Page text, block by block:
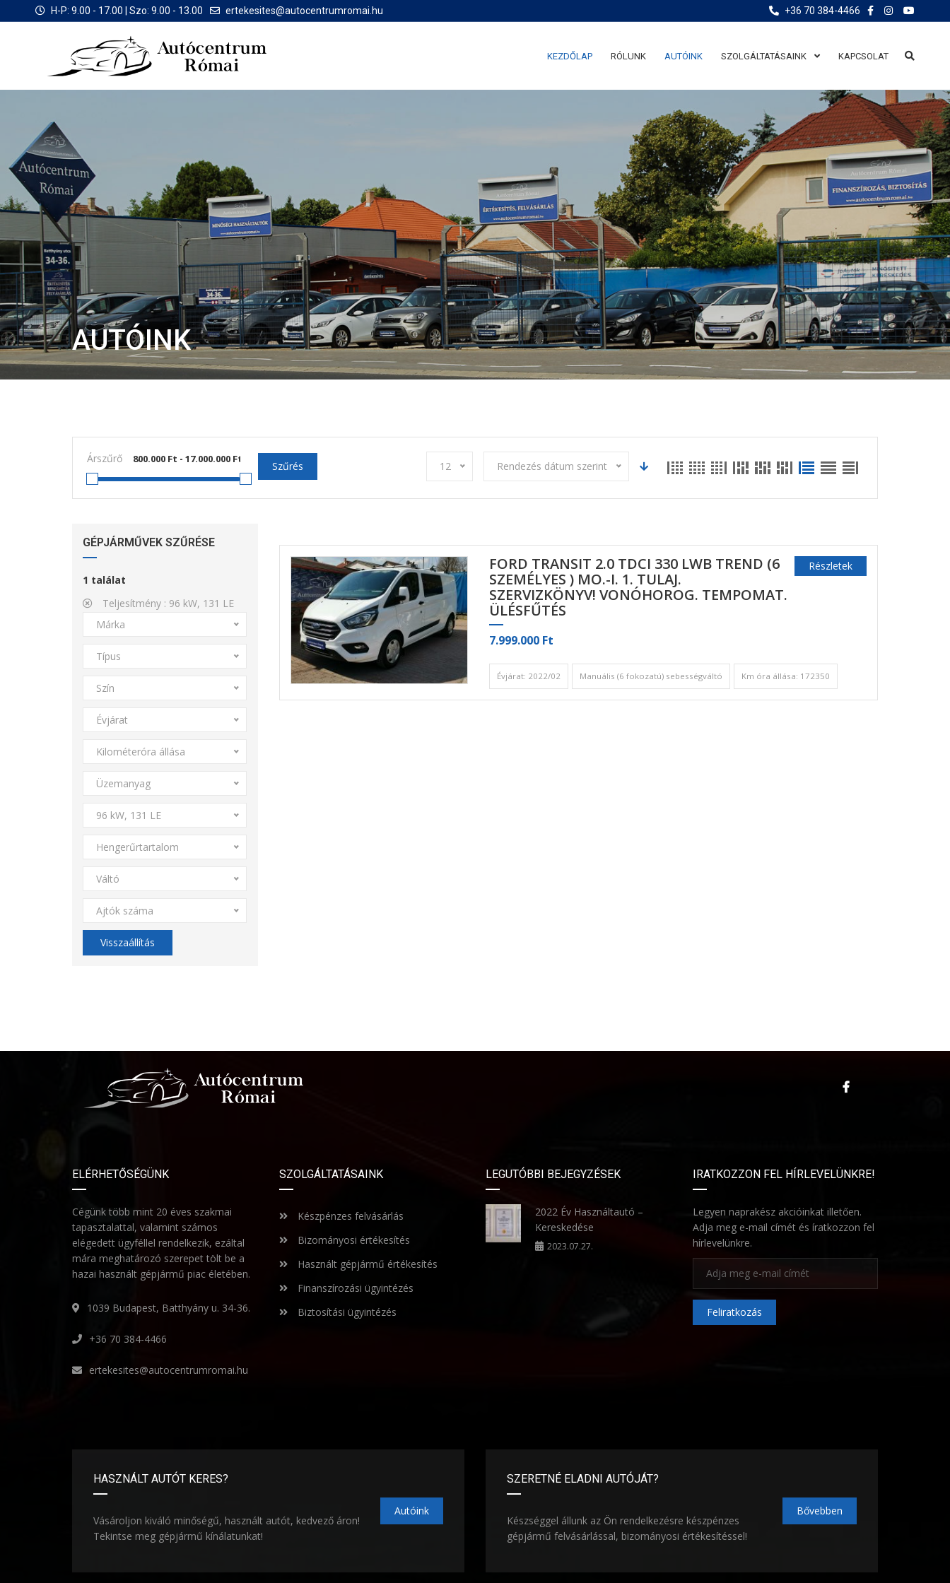
H-P: 9.00 - 17.00 | Szo: 9.00 - 13.00 ertekesites@autocentrumromai.hu +36 70 384-4466
KEZDŐLAP RÓLUNK AUTÓINK SZOLGÁLTATÁSAINK KAPCSOLAT
AUTÓINK
Árszűrő
Szűrés 12 Rendezés dátum szerint
GÉPJÁRMŰVEK SZŰRÉSE
1 találat
Teljesítmény : 96 kW, 131 LE
Márka
Típus
Szín
Évjárat
Kilométeróra állása
Üzemanyag
96 kW, 131 LE
Hengerűrtartalom
Váltó
Ajtók száma
Visszaállítás
FORD TRANSIT 2.0 TDCI 330 LWB TREND (6
SZEMÉLYES ) MO.-I. 1. TULAJ.
SZERVIZKÖNYV! VONÓHOROG. TEMPOMAT.
ÜLÉSFŰTÉS
7.999.000 Ft
Részletek
Évjárat: 2022/02 Manuális (6 fokozatú) sebességváltó Km óra állása: 172350
ELÉRHETŐSÉGÜNK
Cégünk több mint 20 éves szakmai
tapasztalattal, valamint számos
elégedett ügyféllel rendelkezik, ezáltal
mára meghatározó szerepet tölt be a
hazai használt gépjármű piac életében.
1039 Budapest, Batthyány u. 34-36.
+36 70 384-4466
ertekesites@autocentrumromai.hu
SZOLGÁLTATÁSAINK
Készpénzes felvásárlás
Bizományosi értékesítés
Használt gépjármű értékesítés
Finanszírozási ügyintézés
Biztosítási ügyintézés
LEGUTÓBBI BEJEGYZÉSEK
2022 Év Használtautó –
Kereskedése
2023.07.27.
IRATKOZZON FEL HÍRLEVELÜNKRE!
Legyen naprakész akcióinkat illetően.
Adja meg e-mail címét és íratkozzon fel
hírlevelünkre.
Feliratkozás
HASZNÁLT AUTÓT KERES?
Vásároljon kiváló minőségű, használt autót, kedvező áron!
Tekintse meg gépjármű kínálatunkat!
Autóink
SZERETNÉ ELADNI AUTÓJÁT?
Készséggel állunk az Ön rendelkezésre készpénzes
gépjármű felvásárlással, bizományosi értékesítéssel!
Bővebben